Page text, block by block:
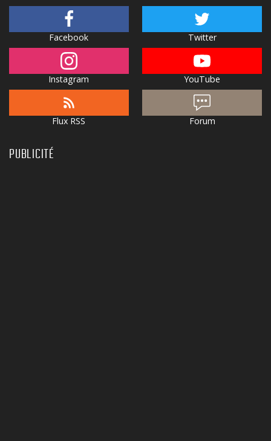
Facebook Twitter
Instagram YouTube
Flux RSS Forum
PUBLICITÉ